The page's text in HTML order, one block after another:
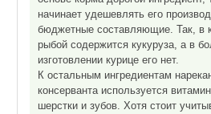
начинает удешевлять его
бюджетные составляющие. Так, в
рыбой содержится кукуруза, а в
изготовлении курице его нет.
К остальным ингредиентам
консерванта используется
шерстки и зубов. Хотя стоит